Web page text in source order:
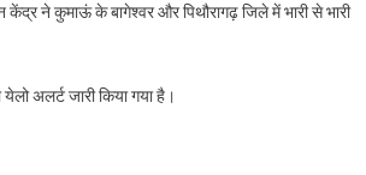
केंद्र ने कुमाऊं के बागेश्वर और पिथौरागढ़ जिले में भारी से भारी
अलर्ट जारी किया गया है।